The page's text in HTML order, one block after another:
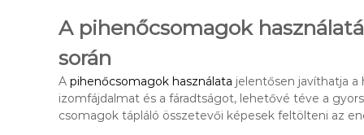
A pihenőcsomagok
során
A pihenőcsomagok használata jelentősen javíthatja
izomfájdalmat és a fáradtságot, lehetővé téve a
csomagok tápláló összetevői képesek feltölteni az